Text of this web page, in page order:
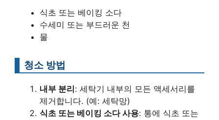
식초 또는 베이킹 소다
수세미 또는 부드러운 천
물
청소 방법
내부 분리 : 세탁기 내부의 모든 액세서리를
제거합니다. (예: 세탁망)
식초 또는 베이킹 소다 사용: 통에 식초 또는